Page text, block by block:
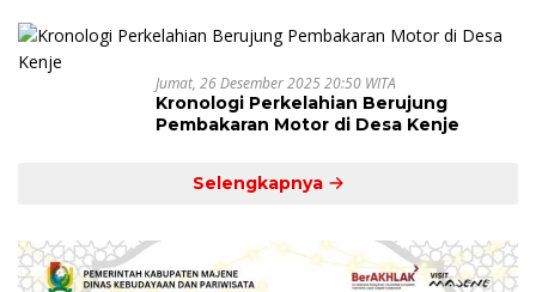
Jumat, 26 Desember 2025 20:50 WITA
Kronologi Perkelahian Berujung
Pembakaran Motor di Desa Kenje
Selengkapnya